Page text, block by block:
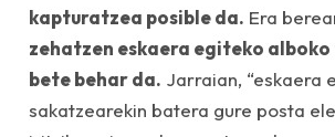
kapturatzea posible da. Era
zehatzen eskaera egiteko
bete behar da. Jarraian, “eskaera
sakatzearekin batera gure posta